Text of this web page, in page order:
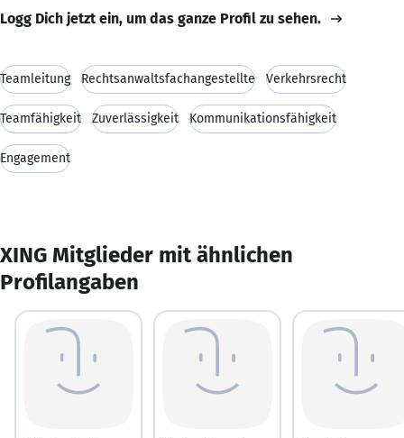
Logg Dich jetzt ein, um das ganze Profil zu sehen.
Teamleitung Rechtsanwaltsfachangestellte Verkehrsrecht
Teamfähigkeit Zuverlässigkeit Kommunikationsfähigkeit
Engagement
XING Mitglieder mit ähnlichen
Profilangaben